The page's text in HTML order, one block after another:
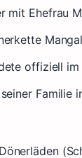
mit Ehefrau
offiziell
Familie